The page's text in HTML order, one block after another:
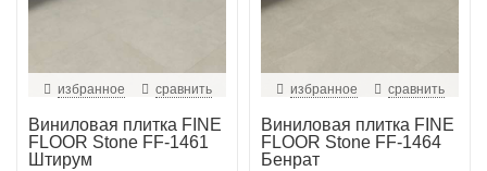
избранное сравнить
Виниловая плитка FINE
FLOOR Stone FF-1461
Штирум
избранное сравнить
Виниловая плитка FINE
FLOOR Stone FF-1464
Бенрат